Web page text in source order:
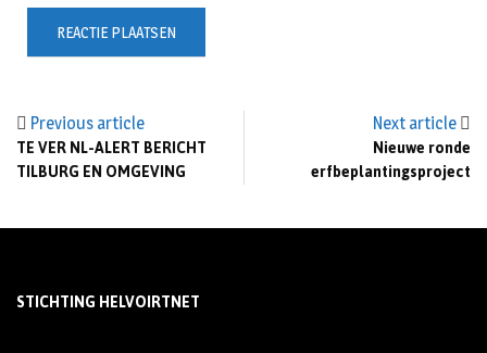
Previous article
TE VER NL-ALERT BERICHT
TILBURG EN OMGEVING
Next article
Nieuwe ronde
erfbeplantingsproject
STICHTING HELVOIRTNET